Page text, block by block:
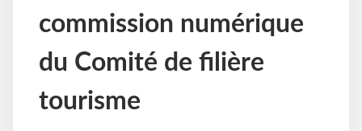
commission numérique
du Comité de filière
tourisme